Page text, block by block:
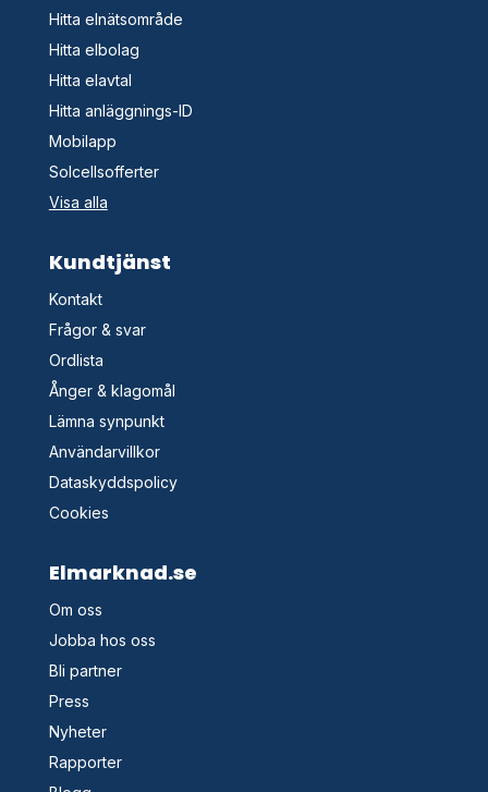
Hitta elnätsområde
Hitta elbolag
Hitta elavtal
Hitta anläggnings-ID
Mobilapp
Solcellsofferter
Visa alla
Kundtjänst
Kontakt
Frågor & svar
Ordlista
Ånger & klagomål
Lämna synpunkt
Användarvillkor
Dataskyddspolicy
Cookies
Elmarknad.se
Om oss
Jobba hos oss
Bli partner
Press
Nyheter
Rapporter